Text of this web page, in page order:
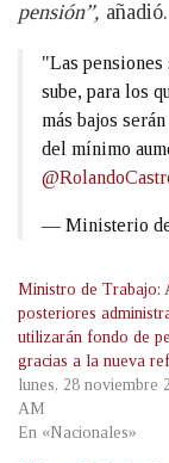
pensión”, añadió.
"Las pensiones
sube, para los
más bajos
del mínimo
— Ministerio de
Ministro de Trabajo:
posteriores
utilizarán fondo de
gracias a la nueva
lunes, 28 noviembre
AM
En «Nacionales»